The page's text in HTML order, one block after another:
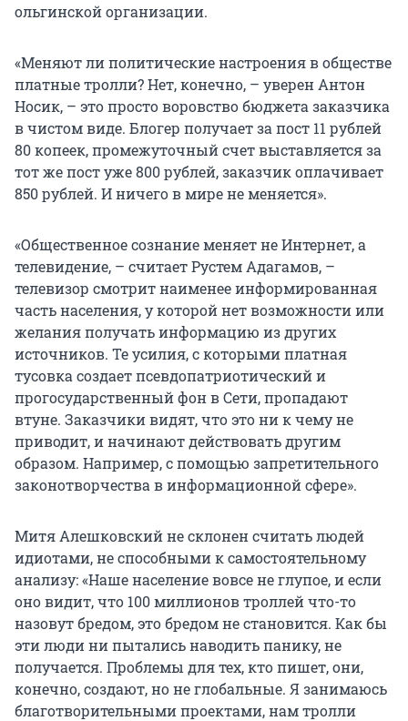
ольгинской организации.
«Меняют ли политические настроения в обществе
платные тролли? Нет, конечно, – уверен Антон
Носик, – это просто воровство бюджета заказчика
в чистом виде. Блогер получает за пост 11 рублей
80 копеек, промежуточный счет выставляется за
тот же пост уже 800 рублей, заказчик оплачивает
850 рублей. И ничего в мире не меняется».
«Общественное сознание меняет не Интернет, а
телевидение, – считает Рустем Адагамов, –
телевизор смотрит наименее информированная
часть населения, у которой нет возможности или
желания получать информацию из других
источников. Те усилия, с которыми платная
тусовка создает псевдопатриотический и
прогосударственный фон в Сети, пропадают
втуне. Заказчики видят, что это ни к чему не
приводит, и начинают действовать другим
образом. Например, с помощью запретительного
законотворчества в информационной сфере».
Митя Алешковский не склонен считать людей
идиотами, не способными к самостоятельному
анализу: «Наше население вовсе не глупое, и если
оно видит, что 100 миллионов троллей что-то
назовут бредом, это бредом не становится. Как бы
эти люди ни пытались наводить панику, не
получается. Проблемы для тех, кто пишет, они,
конечно, создают, но не глобальные. Я занимаюсь
благотворительными проектами, нам тролли